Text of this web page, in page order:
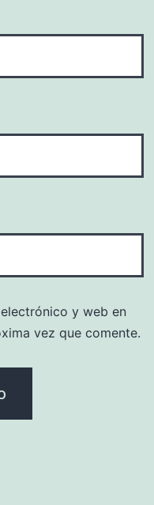
y web en
vez que comente.